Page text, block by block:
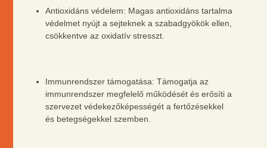
Antioxidáns védelem: Magas antioxidáns tartalma
védelmet nyújt a sejteknek a szabadgyökök ellen,
csökkentve az oxidatív stresszt.
Immunrendszer támogatása: Támogatja az
immunrendszer megfelelő működését és erősíti a
szervezet védekezőképességét a fertőzésekkel
és betegségekkel szemben.